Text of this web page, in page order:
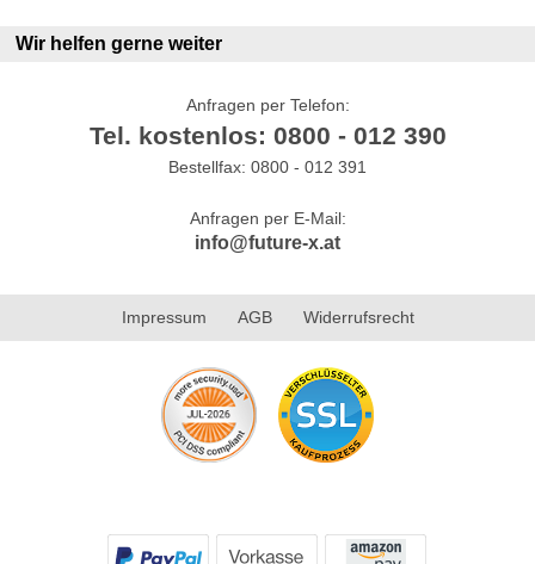
Wir helfen gerne weiter
Anfragen per Telefon:
Tel. kostenlos: 0800 - 012 390
Bestellfax: 0800 - 012 391
Anfragen per E-Mail:
info@future-x.at
Impressum AGB Widerrufsrecht